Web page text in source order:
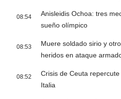
08:54
Anisleidis Ochoa: tres
sueño olímpico
08:53
Muere soldado sirio y
heridos en ataque
08:52
Crisis de Ceuta
Italia